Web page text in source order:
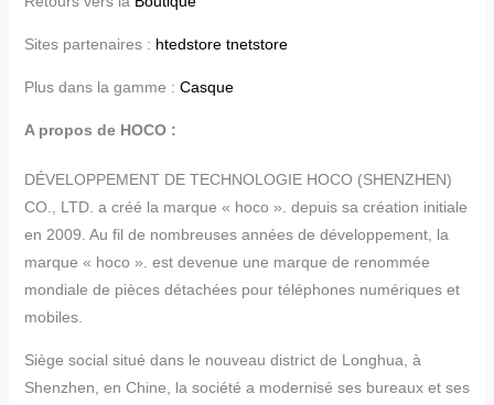
Sites partenaires : htedstore tnetstore
Plus dans la gamme : Casque
A propos de HOCO :
DÉVELOPPEMENT DE TECHNOLOGIE HOCO (SHENZHEN)
CO., LTD. a créé la marque « hoco ». depuis sa création initiale
en 2009. Au fil de nombreuses années de développement, la
marque « hoco ». est devenue une marque de renommée
mondiale de pièces détachées pour téléphones numériques et
mobiles.
Siège social situé dans le nouveau district de Longhua, à
Shenzhen, en Chine, la société a modernisé ses bureaux et ses